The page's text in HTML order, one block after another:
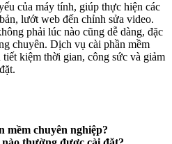
của máy tính, giúp thực hiện các
lướt web đến chỉnh sửa video.
phải lúc nào cũng dễ dàng, đặc
chuyên. Dịch vụ cài phần mềm
kiệm thời gian, công sức và giảm
mềm chuyên nghiệp?